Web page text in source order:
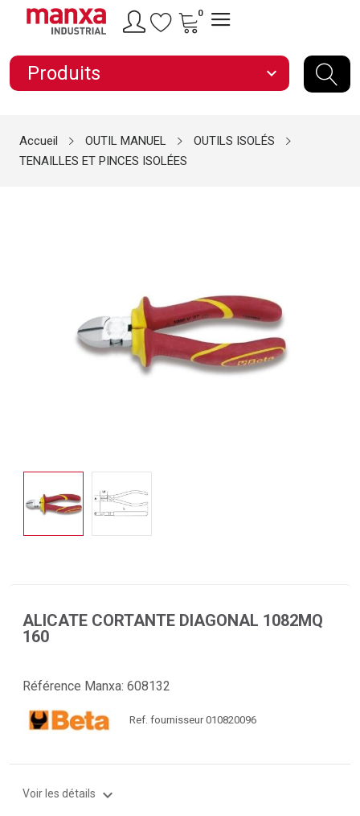
0
Produits expand_more
Accueil OUTIL MANUEL
OUTILS ISOLÉS
TENAILLES ET PINCES ISOLÉES
ALICATE CORTANTE DIAGONAL 1082MQ
160
Référence Manxa: 608132
Ref. fournisseur 010820096
Voir les détails expand_more